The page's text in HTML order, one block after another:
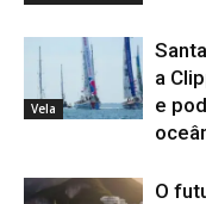
Vela
a
e
O